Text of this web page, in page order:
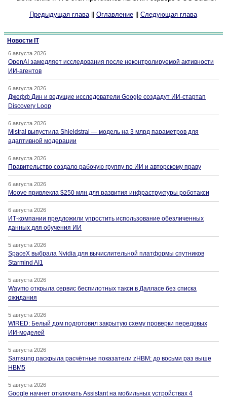
Предыдущая глава|| Оглавление|| Следующая глава
Новости IT
6 августа 2026
OpenAI замедляет исследования после неконтролируемой активности
ИИ-агентов
6 августа 2026
Джефф Дин и ведущие исследователи Google создадут ИИ-стартап
Discovery Loop
6 августа 2026
Mistral выпустила Shieldstral — модель на 3 млрд параметров для
адаптивной модерации
6 августа 2026
Правительство создало рабочую группу по ИИ и авторскому праву
6 августа 2026
Moove привлекла $250 млн для развития инфраструктуры роботакси
6 августа 2026
ИТ-компании предложили упростить использование обезличенных
данных для обучения ИИ
5 августа 2026
SpaceX выбрала Nvidia для вычислительной платформы спутников
Starmind AI1
5 августа 2026
Waymo открыла сервис беспилотных такси в Далласе без списка
ожидания
5 августа 2026
WIRED: Белый дом подготовил закрытую схему проверки передовых
ИИ-моделей
5 августа 2026
Samsung раскрыла расчётные показатели zHBM: до восьми раз выше
HBM5
5 августа 2026
Google начнет отключать Assistant на мобильных устройствах 4